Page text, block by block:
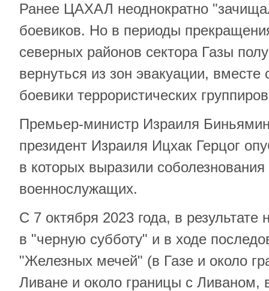
Ранее ЦАХАЛ неоднократно
боевиков. Но в периоды
северных районов сектора Газы
вернуться из зон эвакуации,
боевики террористических
Премьер-министр Израиля
президент Израиля Ицхак Герцог
в которых выразили
военнослужащих.
С 7 октября 2023 года, в результате
в "черную субботу" и в ходе
"Железных мечей" (в Газе и около
Ливане и около границы с